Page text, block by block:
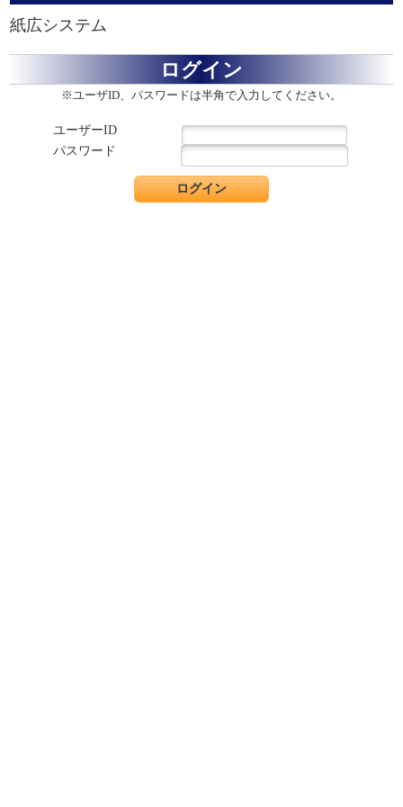
紙広システム
ログイン
※ユーザID、パスワードは半角で入力してください。
ユーザーID
パスワード
ログイン